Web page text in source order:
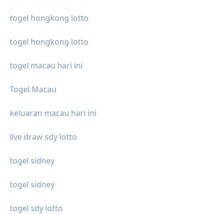
togel hongkong lotto
togel hongkong lotto
togel macau hari ini
Togel Macau
keluaran macau hari ini
live draw sdy lotto
togel sidney
togel sidney
togel sdy lotto